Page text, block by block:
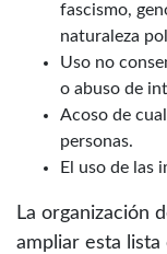
fascismo,
naturaleza
Uso no
o abuso de
Acoso de
personas.
El uso de las
La organización
ampliar esta